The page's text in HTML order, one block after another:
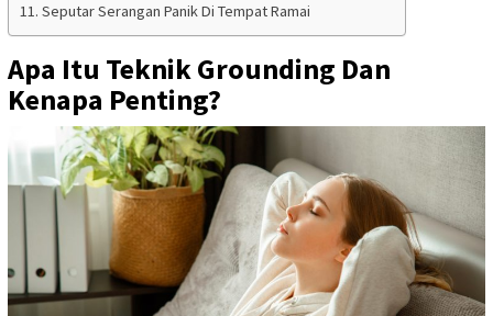
Seputar Serangan Panik Di Tempat Ramai
Apa Itu Teknik Grounding Dan
Kenapa Penting?